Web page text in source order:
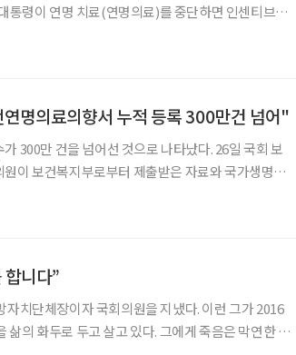
명의료의향서 누적 등록 300만건 넘어"
건을 넘어선 것으로 나타났다. 26일 국회 보
이 보건복지부로부터 제출받은 자료와 국가생명윤
니다”
치단체장이자 국회의원을 지냈다. 이런 그가 2016
삶의 화두로 두고 살고 있다. 그에게 죽음은 막연한 공